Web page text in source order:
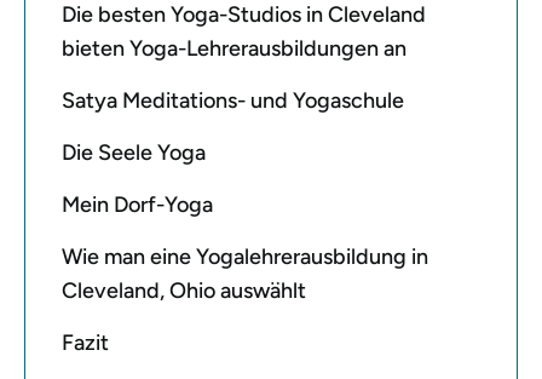
Die besten Yoga-Studios in Cleveland
bieten Yoga-Lehrerausbildungen an
Satya Meditations- und Yogaschule
Die Seele Yoga
Mein Dorf-Yoga
Wie man eine Yogalehrerausbildung in
Cleveland, Ohio auswählt
Fazit